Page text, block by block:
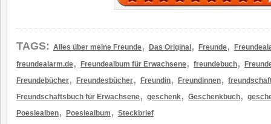
TAGS: Alles über meine Freunde, Das Original , Freunde,
freundealarm.de, Freundealbum für Erwachsene, freundebuch,
Freundebücher, Freundesbücher, Freundin, Freundinnen,
Freundschaftsbuch für Erwachsene, geschenk, Geschenkbuch,
Poesiealben, Poesiealbum , Steckbrief